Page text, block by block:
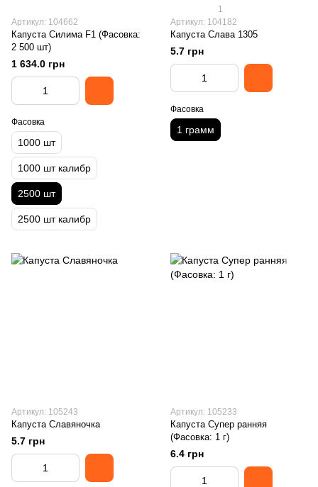
Артикул: 104662
Капуста Силима F1 (Фасовка:
2 500 шт)
1 634.0 грн
Фасовка
1000 шт
1000 шт калибр
2500 шт
2500 шт калибр
1
Артикул: 104182
Капуста Слава 1305
5.7 грн
Фасовка
1 грамм
Артикул: 105243
Капуста Славяночка
5.7 грн
Артикул: 105233
Капуста Супер ранняя
(Фасовка: 1 г)
6.4 грн